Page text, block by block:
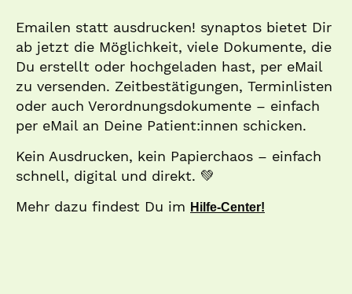
Emailen statt ausdrucken! synaptos bietet Dir
ab jetzt die Möglichkeit, viele Dokumente, die
Du erstellt oder hochgeladen hast, per eMail
zu versenden. Zeitbestätigungen, Terminlisten
oder auch Verordnungsdokumente – einfach
per eMail an Deine Patient:innen schicken.
Kein Ausdrucken, kein Papierchaos – einfach
schnell, digital und direkt. 💚
Mehr dazu findest Du im Hilfe-Center!